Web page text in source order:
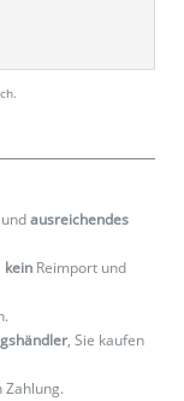
undausreichendes
kein Reimport und
, Sie kaufen
Zahlung.